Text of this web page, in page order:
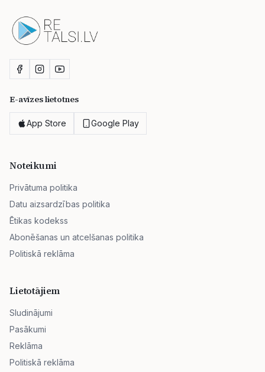
E-avīzes lietotnes
App Store Google Play
Noteikumi
Privātuma politika
Datu aizsardzības politika
Ētikas kodekss
Abonēšanas un atcelšanas politika
Politiskā reklāma
Lietotājiem
Sludinājumi
Pasākumi
Reklāma
Politiskā reklāma